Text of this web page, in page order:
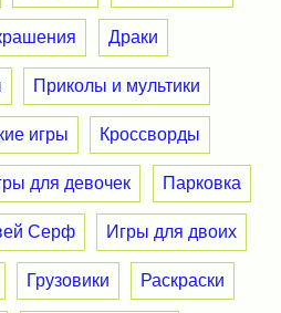
Драки
Приколы и мультики
игры Кроссворды
для девочек Парковка
Серф Игры для двоих
Грузовики Раскраски